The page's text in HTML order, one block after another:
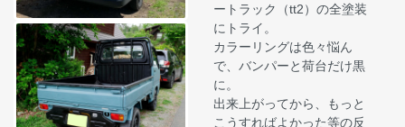
ートラック（tt2）の全塗装
にトライ。
カラーリングは色々悩ん
で、バンパーと荷台だけ黒
に。
出来上がってから、もっと
こうすればよかった等の反